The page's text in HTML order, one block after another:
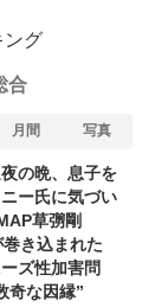
ング
合
月間 写真
夜の晩、息子を
ー氏に気づい
草彅剛
巻き込まれた
ーズ性加害問
奇な因縁”